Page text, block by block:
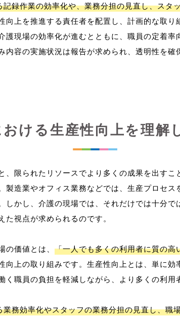
記録作業の効率化や、業務分担の見直し、スタ
向上を推進する責任者を配置し、計画的な取り
護現場の効率化が進むとともに、職員の定着率
ける生産性向上を理解
、限られたリソースでより多くの成果を出すこ
製造業やオフィス業務などでは、生産プロセス
しかし、介護の現場では、それだけでは十分で
た視点が求められるのです。
の価値とは、 「一人でも多くの利用者に質の高
向上の取り組みです。生産性向上とは、単に効
く職員の負担を軽減しながら、より多くの利用
業務効率化やスタッフの業務分担の見直し、職